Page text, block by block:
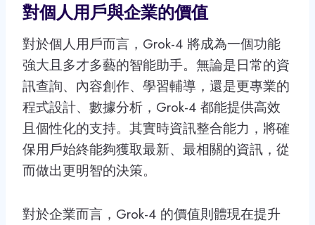
對個人用戶與企業的價值
對於個人用戶而言，Grok-4 將成為一個功能
強大且多才多藝的智能助手。無論是日常的資
訊查詢、內容創作、學習輔導，還是更專業的
程式設計、數據分析，Grok-4 都能提供高效
且個性化的支持。其實時資訊整合能力，將確
保用戶始終能夠獲取最新、最相關的資訊，從
而做出更明智的決策。
對於企業而言，Grok-4 的價值則體現在提升